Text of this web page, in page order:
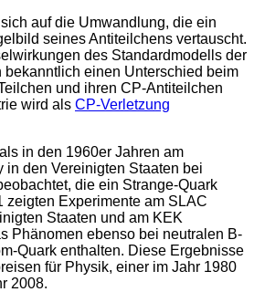
auf die Umwandlung, die ein
seines Antiteilchens vertauscht.
des Standardmodells der
bekanntlich einen Unterschied beim
und ihren CP-Antiteilchen
wird als CP-Verletzung
in den 1960er Jahren am
in den Vereinigten Staaten bei
die ein Strange-Quark
zeigten Experimente am SLAC
Staaten und am KEK
Phänomen ebenso bei neutralen B-
Quark enthalten. Diese Ergebnisse
für Physik, einer im Jahr 1980
2008.